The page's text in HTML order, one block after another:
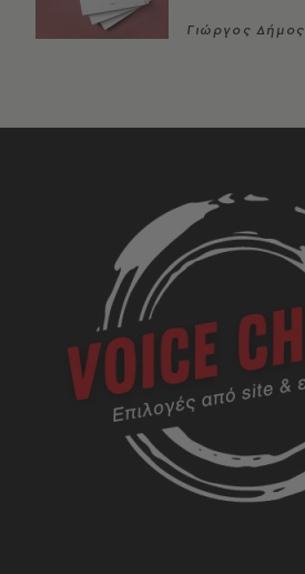
Γιώργος Δήμος